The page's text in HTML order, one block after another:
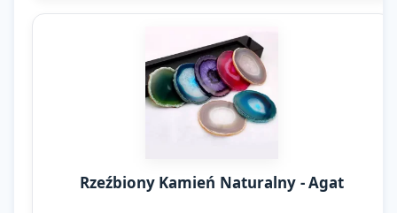
Rzeźbiony Kamień Naturalny - Agat